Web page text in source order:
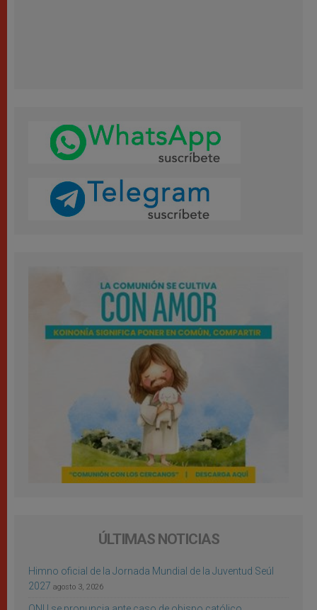
ÚLTIMAS NOTICIAS
Himno oficial de la Jornada Mundial de la Juventud Seúl
2027 agosto 3, 2026